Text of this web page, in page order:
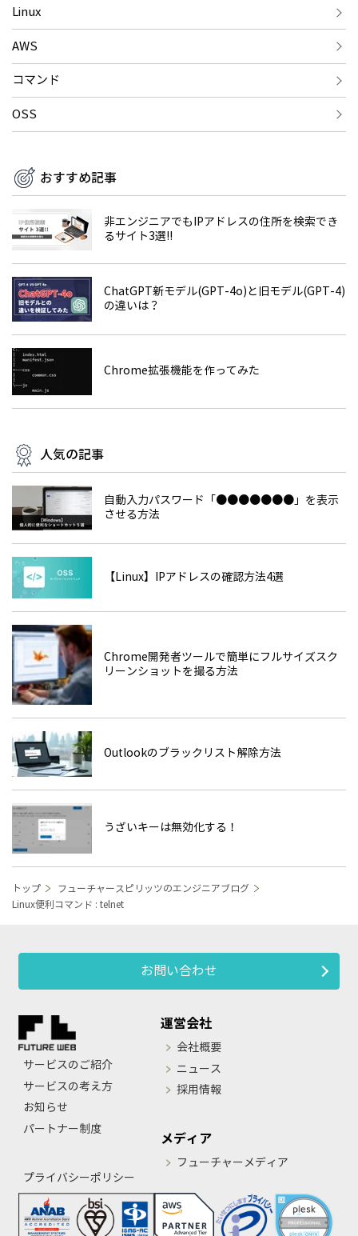
Linux
AWS
コマンド
OSS
おすすめ記事
非エンジニアでもIPアドレスの住所を検索でき
るサイト3選!!
ChatGPT新モデル(GPT-4o)と旧モデル(GPT-4)
の違いは？
Chrome拡張機能を作ってみた
人気の記事
自動入力パスワード「●●●●●●●」を表示
させる方法
【Linux】IPアドレスの確認方法4選
Chrome開発者ツールで簡単にフルサイズスク
リーンショットを撮る方法
Outlookのブラックリスト解除方法
うざいキーは無効化する！
トップ
フューチャースピリッツのエンジニアブログ
Linux便利コマンド : telnet
お問い合わせ
サービスのご紹介
サービスの考え方
お知らせ
パートナー制度
プライバシーポリシー
運営会社
会社概要
ニュース
採用情報
メディア
フューチャーメディア